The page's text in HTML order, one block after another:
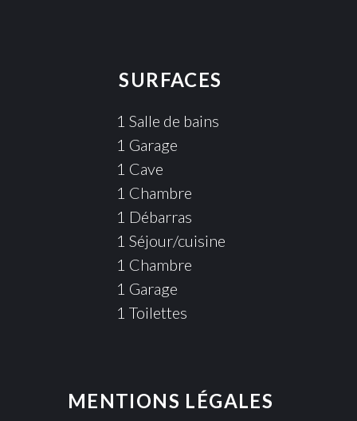
SURFACES
1 Salle de bains
1 Garage
1 Cave
1 Chambre
1 Débarras
1 Séjour/cuisine
1 Chambre
1 Garage
1 Toilettes
MENTIONS LÉGALES